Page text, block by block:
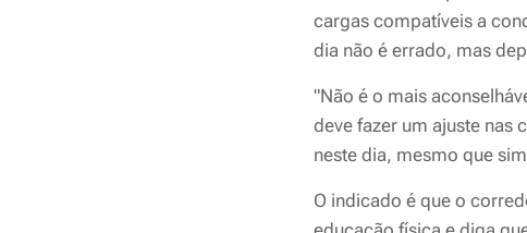
cargas compatíveis a
dia não é errado, mas
"Não é o mais
deve fazer um ajuste nas
neste dia, mesmo que
O indicado é que o